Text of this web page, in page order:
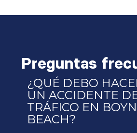
Preguntas
¿QUÉ DEBO
UN ACCIDENTE
TRÁFICO EN
BEACH?